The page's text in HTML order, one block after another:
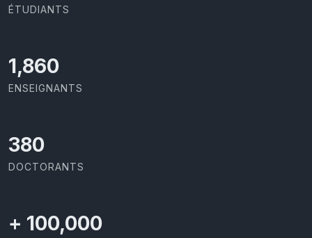
ÉTUDIANTS
1,973
ENSEIGNANTS
403
DOCTORANTS
+ 100,000